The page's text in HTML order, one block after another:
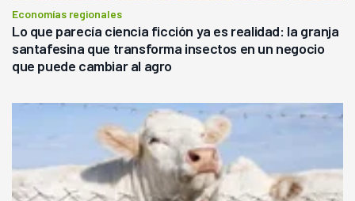
Economías regionales
Lo que parecía ciencia ficción ya es realidad: la granja
santafesina que transforma insectos en un negocio
que puede cambiar al agro